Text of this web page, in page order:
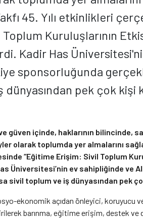
45. Yılı etkinlikleri
Kuruluşlarının
Kadir Has
sponsorluğunda
pek çok kişi
güven içinde, haklarının bilincinde,
olarak toplumda yer almalarını
“Eğitime Erişim: Sivil Toplum
Üniversitesi’nin ev sahipliğinde ve
sivil toplum ve iş dünyasından pek
ekonomik açıdan önleyici, koruyucu
barınma, eğitime erişim, destek ve